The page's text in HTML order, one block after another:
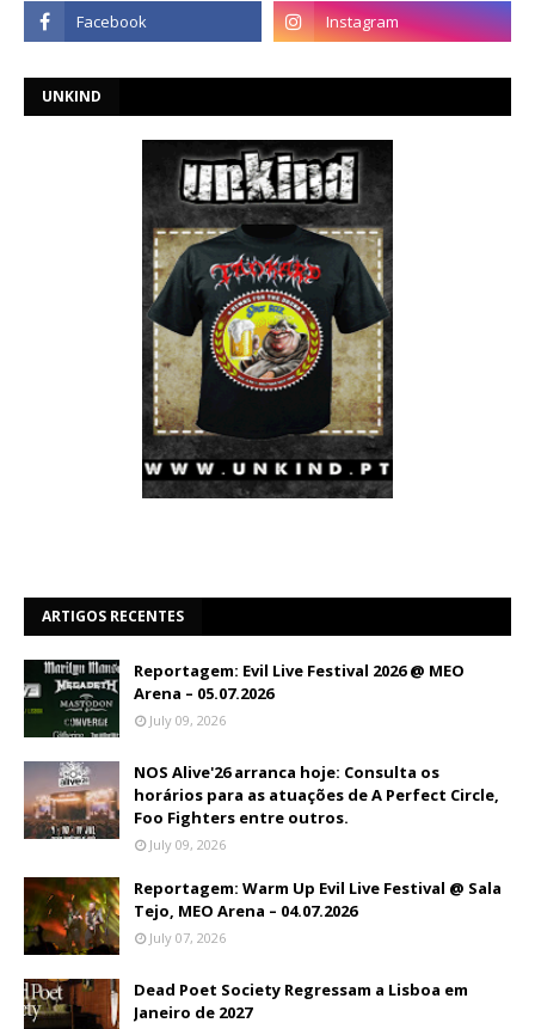
UNKIND
ARTIGOS RECENTES
Reportagem: Evil Live Festival 2026 @ MEO
Arena – 05.07.2026
July 09, 2026
NOS Alive'26 arranca hoje: Consulta os
horários para as atuações de A Perfect Circle,
Foo Fighters entre outros.
July 09, 2026
Reportagem: Warm Up Evil Live Festival @ Sala
Tejo, MEO Arena – 04.07.2026
July 07, 2026
Dead Poet Society Regressam a Lisboa em
Janeiro de 2027